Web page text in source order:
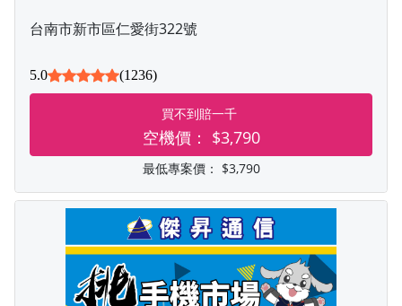
台南市新市區仁愛街322號
5.0 (1236)
買不到賠一千
空機價： $3,790
最低專案價： $3,790